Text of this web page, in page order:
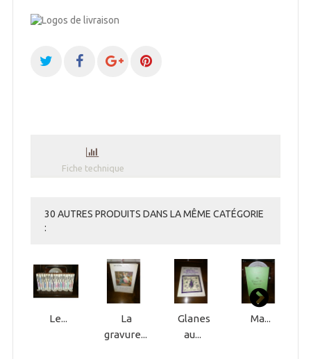
Fiche technique
30 AUTRES PRODUITS DANS LA MÊME CATÉGORIE
:
Le...
La
gravure...
Glanes
au...
Ma...